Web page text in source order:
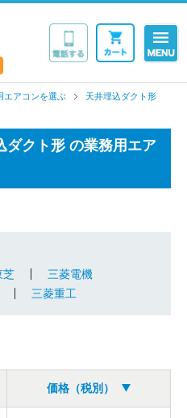
エアコンを選ぶ
天井埋込ダクト形
ダクト形 の業務用エア
芝
三菱電機
三菱重工
価格（税別）